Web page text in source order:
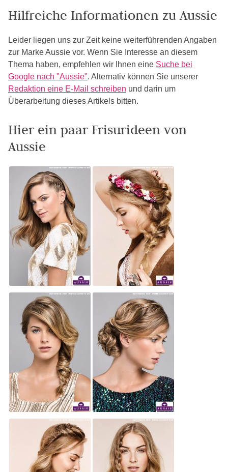
Hilfreiche Informationen zu Aussie
Leider liegen uns zur Zeit keine weiterführenden Angaben
zur Marke Aussie vor. Wenn Sie Interesse an diesem
Thema haben, empfehlen wir Ihnen eine Suche bei
Google nach "Aussie". Alternativ können Sie unserer
Redaktion eine E-Mail schreiben und darin um
Überarbeitung dieses Artikels bitten.
Hier ein paar Frisurideen von
Aussie